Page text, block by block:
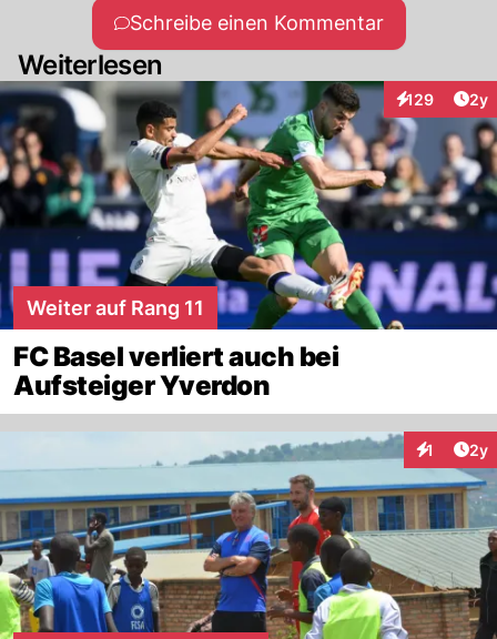
Schreibe einen Kommentar
Weiterlesen
129
Interaktionen
2y
Weiter auf Rang 11
FC Basel verliert auch bei
Aufsteiger Yverdon
1 2y